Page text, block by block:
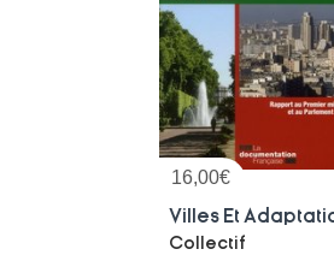
16,00€
Collectif